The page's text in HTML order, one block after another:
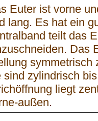
Euter ist vorne
lang. Es hat ein
teilt das
Das
symmetrisch
sind zylindrisch
liegt
außen.